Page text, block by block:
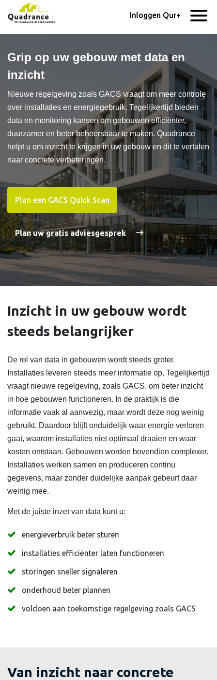
Inloggen Qur+
Grip op uw gebouw met data en
inzicht
Nieuwe regelgeving zoals GACS vraagt om meer controle
over installaties en energiegebruik. Tegelijkertijd bieden
data en monitoring kansen om gebouwen efficiënter,
duurzamer en beter beheersbaar te maken. Quadrance
helpt u om inzicht te krijgen in uw gebouw en dit te vertalen
naar concrete verbeteringen.
Plan een GACS Quick Scan
Plan uw gratis adviesgesprek
Inzicht in uw gebouw wordt
steeds belangrijker
De rol van data in gebouwen wordt steeds groter.
Installaties leveren steeds meer informatie op. Tegelijkertijd
vraagt nieuwe regelgeving, zoals GACS, om beter inzicht
in hoe gebouwen functioneren. In de praktijk is die
informatie vaak al aanwezig, maar wordt deze nog weinig
gebruikt. Daardoor blijft onduidelijk waar energie verloren
gaat, waarom installaties niet optimaal draaien en waar
kosten ontstaan. Gebouwen worden bovendien complexer.
Installaties werken samen en produceren continu
gegevens, maar zonder duidelijke aanpak gebeurt daar
weinig mee.
Met de juiste inzet van data kunt u:
energieverbruik beter sturen
installaties efficiënter laten functioneren
storingen sneller signaleren
onderhoud beter plannen
voldoen aan toekomstige regelgeving zoals GACS
Van inzicht naar concrete